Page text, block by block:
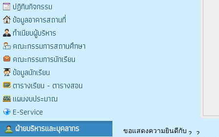
ปฏิทินกิจกรรม
ข้อมูลอาคารสถานที่
ทำเนียบผู้บริหาร
คณะกรรมการสถานศึกษา
คณะกรรมการนักเรียน
ข้อมูลนักเรียน
ตารางเรียน - ตารางสอน
แผนงบประมาณ
E-Service
ฝ่ายบริหารและบุคลากร
ขอแสดงความยินดีกับ